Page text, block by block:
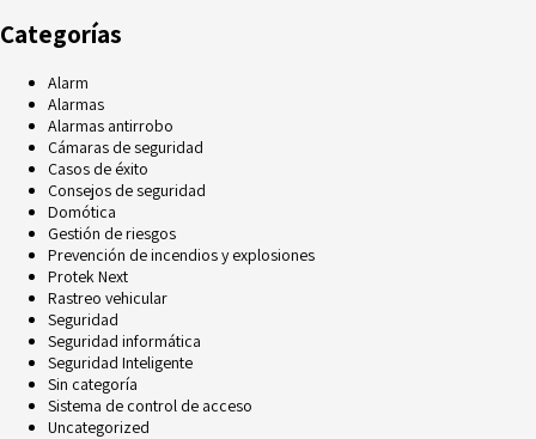
Categorías
Alarm
Alarmas
Alarmas antirrobo
Cámaras de seguridad
Casos de éxito
Consejos de seguridad
Domótica
Gestión de riesgos
Prevención de incendios y explosiones
Protek Next
Rastreo vehicular
Seguridad
Seguridad informática
Seguridad Inteligente
Sin categoría
Sistema de control de acceso
Uncategorized